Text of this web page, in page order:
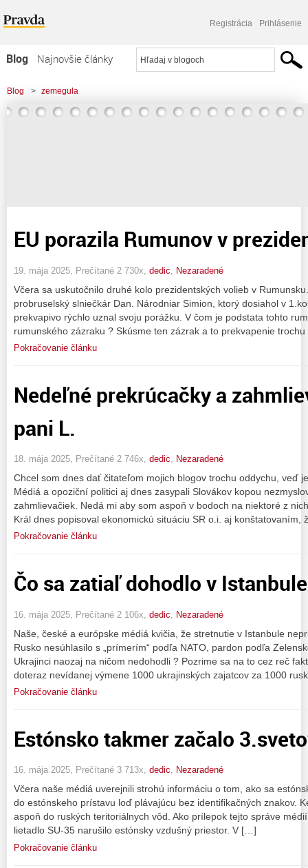
Registrácia Prihlásenie
Blog
Najnovšie články
Najčítanejšie články
Najkomentovanejšie články
Blog > zemegula
EU porazila Rumunov v
19. mája 2025, Prečítané 2 730x, dedic Nezaradené
Včera sa uskutočnilo druhé kolo prezidentských volieb v
probruselský slniečkár Dan. Národniar Simion, ktorý dosiahol v
prekvapivo rýchlo uznal svoju porážku. V čom je podstata tohto
rumunského zázraku ? Skúsme ten zázrak a to prekvapenie
Pokračovanie článku
Nedeľné prekrúcačky a
pani L.
18. mája 2025, Prečítané 2 746x, dedic, Nezaradené
Chcel som dnes dať čitateľom mojich blogov trochu oddychu, veď
Médiá a opoziční politici aj dnes zasypali Slovákov kopou
zahmlievačiek. Nedá mi aby som aspoň v bodoch na niektoré z
Král dnes popisoval ekonomickú situáciu SR o.i. aj konštatovaním,
Pokračovanie článku
Čo sa zatiaľ dohodlo v
16. mája 2025, Prečítané 2 106x, dedic Nezaradené
Naše, české a európske médiá kvičia, že stretnutie v Istanbule
Rusko nesúhlasilo s „prímerím“ podľa NATO, pardon podľa
Ukrajinci naozaj na ničom nedohodli ? Pozrime sa na to cez reč
doteraz nevídanej výmene 1000 ukrajinských zajatcov za 1000
Pokračovanie článku
Estónsko takmer začalo
16. mája 2025, Prečítané 3 713x, dedic, Nezaradené
Včera naše médiá uverejnili strohú informáciu o tom, ako sa
do estónskeho prístavu loď plávajúcu bez identifikačných znakov.
aspoň do ruských teritoriálnych vôd. Ako prílepok tejto správe
lietadlo SU-35 narušilo estónsky vzdušný priestor. V […]
Pokračovanie článku